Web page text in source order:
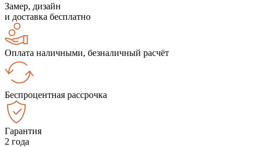
Замер, дизайн
и доставка бесплатно
Оплата наличными, безналичный расчёт
Беспроцентная рассрочка
Гарантия
2 года